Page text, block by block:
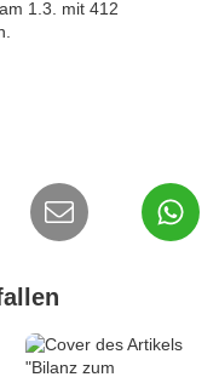
1.3. mit 412